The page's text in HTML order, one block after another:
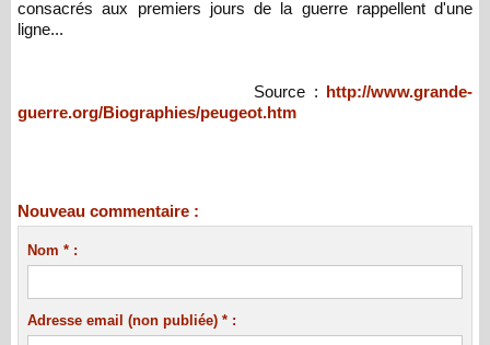
consacrés aux premiers jours de la guerre rappellent d'une
ligne...
Source : http://www.grande-
guerre.org/Biographies/peugeot.htm
Nouveau commentaire :
Nom * :
Adresse email (non publiée) * :